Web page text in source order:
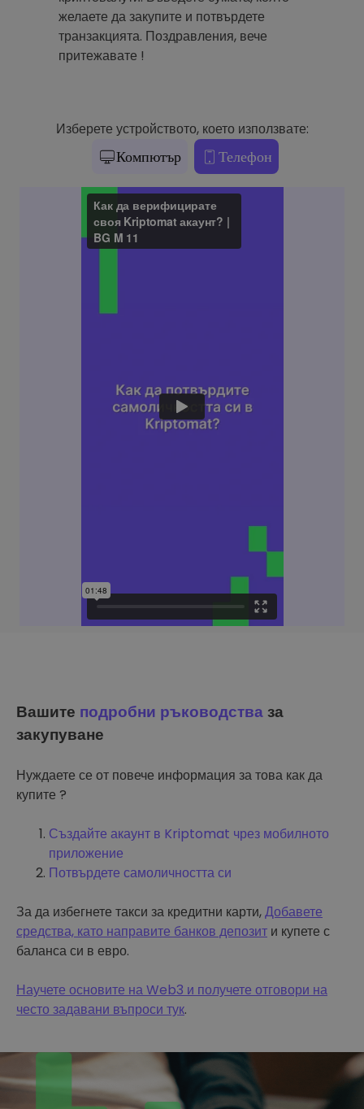
желаете да закупите и потвърдете
транзакцията. Поздравления, вече
притежавате !
Изберете устройството, което използвате:
Компютър Телефон
Вашите подробни ръководстваза
закупуване
Нуждаете се от повече информация за това как да
купите ?
Създайте акаунт в Kriptomat чрез мобилното
приложение
Потвърдете самоличността си
За да избегнете такси за кредитни карти,Добавете
средства, като направите банков депозит и купете с
баланса си в евро.
Научете основите на Web3 и получете отговори на
често задавани въпроси тук.